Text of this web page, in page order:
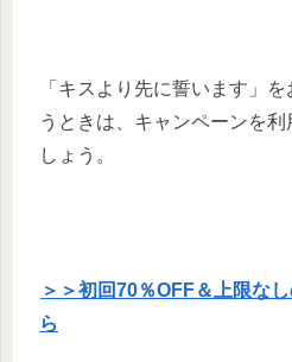
「キスより先に誓います」
うときは、キャンペーンを
しょう。
＞＞初回70％OFF＆上限な
ら